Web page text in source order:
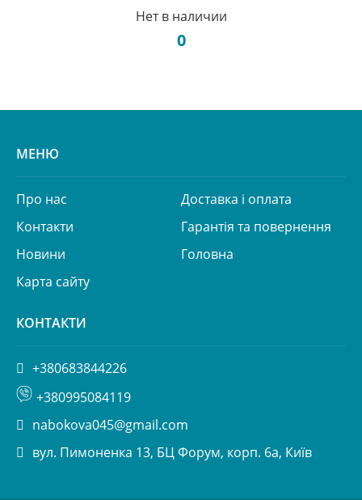
Нет в наличии
0
МЕНЮ
Про нас
Доставка і оплата
Контакти
Гарантія та повернення
Новини
Головна
Карта сайту
КОНТАКТИ
+380683844226
+380995084119
nabokova045@gmail.com
вул. Пимоненка 13, БЦ Форум, корп. 6а, Київ